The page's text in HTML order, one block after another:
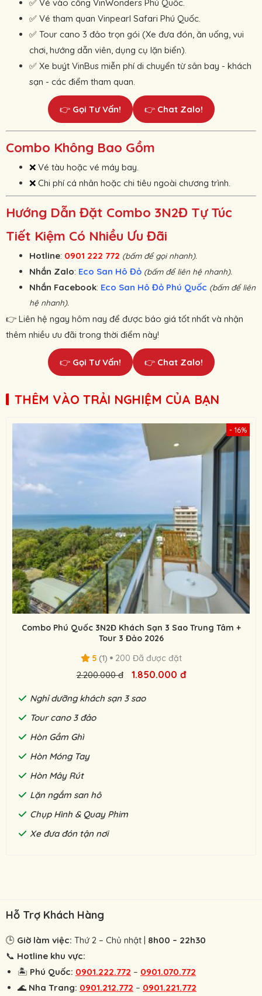
✅ Vé vào cổng VinWonders Phú Quốc.
✅ Vé tham quan Vinpearl Safari Phú Quốc.
✅ Tour cano 3 đảo trọn gói (Xe đưa đón, ăn uống, vui
chơi, hướng dẫn viên, dụng cụ lặn biển).
✅ Xe buýt VinBus miễn phí di chuyển từ sân bay - khách
sạn - các điểm tham quan.
👉 Gọi Tư Vấn! 👉 Chat Zalo!
Combo Không Bao Gồm
❌ Vé tàu hoặc vé máy bay.
❌ Chi phí cá nhân hoặc chi tiêu ngoài chương trình.
Hướng Dẫn Đặt Combo 3N2Đ Tự Túc
Tiết Kiệm Có Nhiều Ưu Đãi
Hotline: 0901 222 772 (bấm để gọi nhanh).
Nhắn Zalo: Eco San Hô Đỏ (bấm để liên hệ nhanh).
Nhắn Facebook: Eco San Hô Đỏ Phú Quốc (bấm để liên
hệ nhanh).
👉 Liên hệ ngay hôm nay để được báo giá tốt nhất và nhận
thêm nhiều ưu đãi trong thời điểm này!
👉 Gọi Tư Vấn! 👉 Chat Zalo!
THÊM VÀO TRẢI NGHIỆM CỦA BẠN
- 16%
Combo Phú Quốc 3N2Đ Khách Sạn 3 Sao Trung Tâm +
Tour 3 Đảo 2026
5 (1) 200 Đã được đặt
2.200.000 đ 1.850.000 đ
Nghỉ dưỡng khách sạn 3 sao
Tour cano 3 đảo
Hòn Gầm Ghì
Hòn Móng Tay
Hòn Mây Rút
Lặn ngắm san hô
Chụp Hình & Quay Phim
Xe đưa đón tận nơi
Hỗ Trợ Khách Hàng
🕒 Giờ làm việc: Thứ 2 – Chủ nhật | 8h00 – 22h30
📞 Hotline khu vực:
🏝 Phú Quốc: 0901.222.772 – 0901.070.772
🌊 Nha Trang: 0901.212.772 – 0901.221.772